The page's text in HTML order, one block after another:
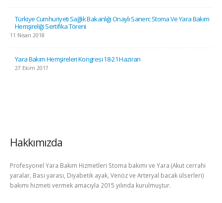
Türkiye Cumhuriyeti Sağlık Bakanlığı Onaylı Sanerc Stoma Ve Yara Bakım
Hemşireliği Sertifika Töreni
11 Nisan 2018
Yara Bakım Hemşireleri Kongresi 18-21 Haziran
27 Ekim 2017
Hakkımızda
Profesyonel Yara Bakım Hizmetleri Stoma bakımı ve Yara (Akut cerrahi
yaralar, Bası yarası, Diyabetik ayak, Venöz ve Arteryal bacak ülserleri)
bakımı hizmeti vermek amacıyla 2015 yılında kurulmuştur.